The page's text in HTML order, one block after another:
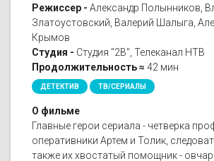
Режиссер - Александр Полынников,
Златоустовский, Валерий Шалыга,
Крымов
Студия - Студия "2В", Телеканал НТВ
Продолжительность ≈ 42 мин
ДЕТЕКТИВ ТВ/СЕРИАЛЫ
О фильме
Главные герои сериала - четверка
оперативники Артем и Толик,
также их хвостатый помощник -